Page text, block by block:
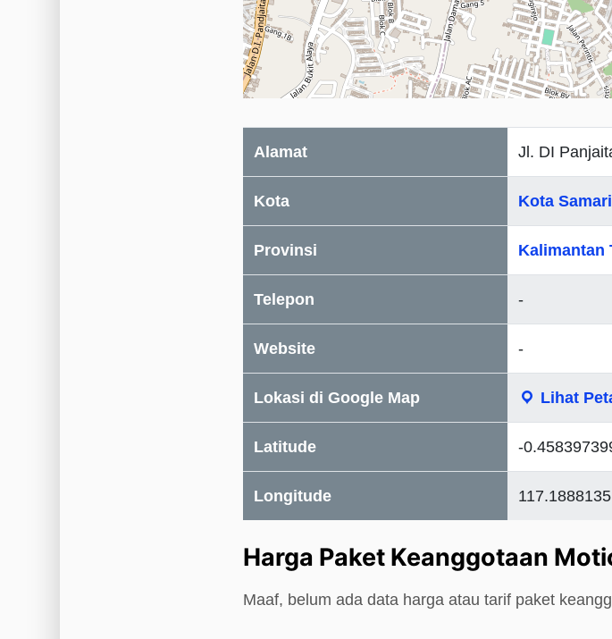
Alamat Jl. DI
Kota Kota
Provinsi Kalimantan
Telepon -
Website -
Lokasi di Google Map Lihat
Latitude -
Longitude 117.1888135
Harga Paket Keanggotaan
Maaf, belum ada data harga atau tarif paket